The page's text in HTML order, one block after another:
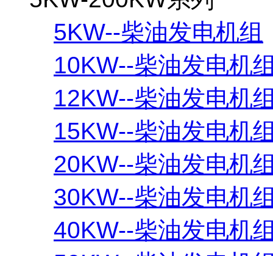
5KW--柴油发电机组
10KW--柴油发电机
12KW--柴油发电机
15KW--柴油发电机
20KW--柴油发电机
30KW--柴油发电机
40KW--柴油发电机